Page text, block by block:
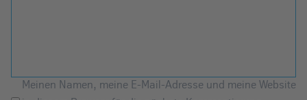
Meinen Namen, meine E-Mail-Adresse und meine Website